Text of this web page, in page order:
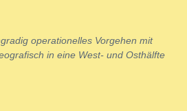
operationelles Vorgehen mit
in eine West- und Osthälfte